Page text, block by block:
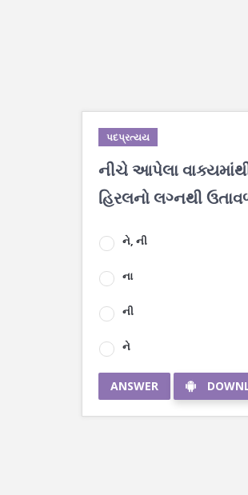
પદપ્રત્યય
નીચે આપેલા વાક્યમાંથી
હિરલનો લગ્નથી
ને, ની
ના
ની
ને
ANSWER